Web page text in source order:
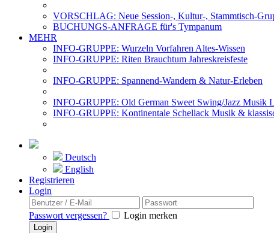
VORSCHLAG: Neue Session-, Kultur-, Stammtisch-
BUCHUNGS-ANFRAGE für's Tympanum
MEHR
INFO-GRUPPE: Wurzeln Vorfahren Altes-Wissen
INFO-GRUPPE: Riten Brauchtum Jahreskreisfeste
INFO-GRUPPE: Spannend-Wandern & Natur-Erleben
INFO-GRUPPE: Old German Sweet Swing/Jazz Musik
INFO-GRUPPE: Kontinentale Schellack Musik &
Deutsch
English
Registrieren
Login
Passwort vergessen? Login merken
Login